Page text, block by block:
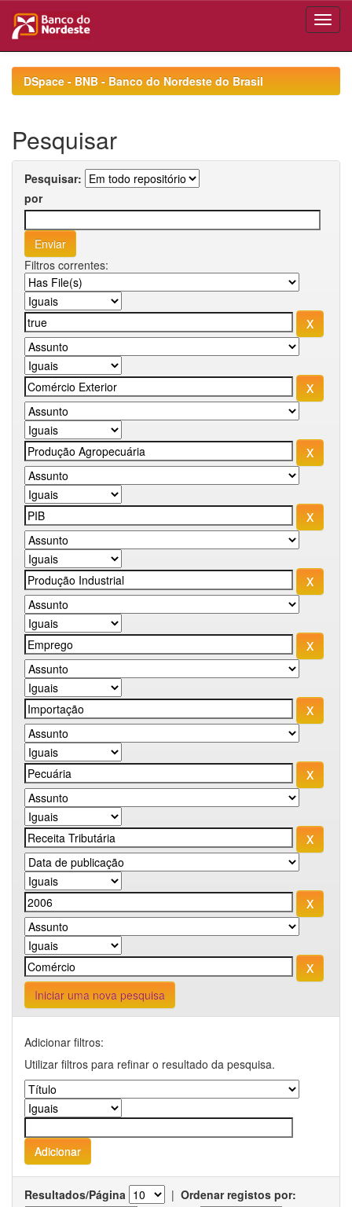
navigationDSpace - BNB - Banco do Nordeste do Brasil
Pesquisar
Pesquisar:
por
Filtros correntes:
Iniciar uma nova pesquisa
Adicionar filtros:
Utilizar filtros para refinar o resultado da pesquisa.
Resultados/Página | Ordenar registos por: